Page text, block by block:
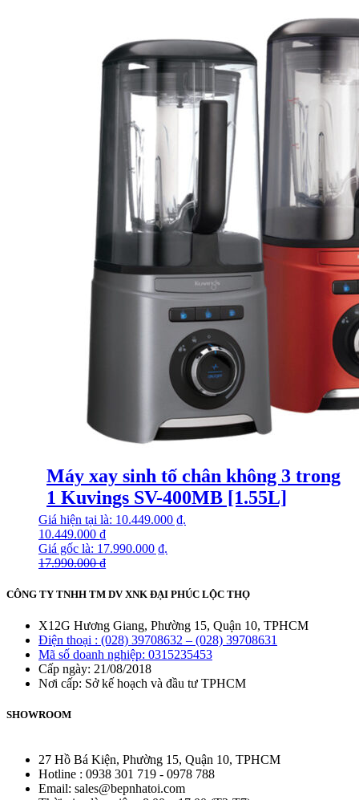
Máy xay sinh tố chân không 3 trong
1 Kuvings SV-400MB [1.55L]
17.990.000₫
Giá gốc là: 17.990.000 ₫.
10.449.000 ₫
Giá hiện tại là: 10.449.000 ₫.
CÔNG TY TNHH TM DV XNK ĐẠI PHÚC LỘC THỌ
X12G Hương Giang, Phường 15, Quận 10, TPHCM
Điện thoại : (028) 39708632 – (028) 39708631
Mã số doanh nghiệp: 0315235453
Cấp ngày: 21/08/2018
Nơi cấp: Sở kế hoạch và đầu tư TPHCM
SHOWROOM
27 Hồ Bá Kiện, Phường 15, Quận 10, TPHCM
Hotline : 0938 301 719 - 0978 788
Email: sales@bepnhatoi.com